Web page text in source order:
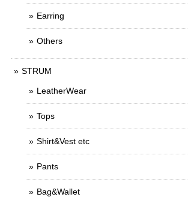
Earring
Others
STRUM
LeatherWear
Tops
Shirt&Vest etc
Pants
Bag&Wallet